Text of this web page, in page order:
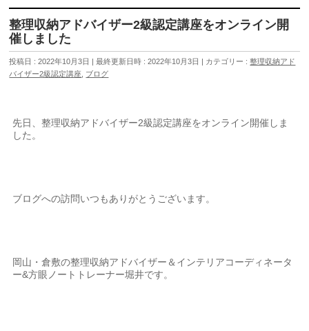
整理収納アドバイザー2級認定講座をオンライン開
催しました
投稿日 : 2022年10月3日 最終更新日時 : 2022年10月3日 カテゴリー :整理収納アド
バイザー2級認定講座
ブログ
先日、整理収納アドバイザー2級認定講座をオンライン開催しま
した。
ブログへの訪問いつもありがとうございます。
岡山・倉敷の整理収納アドバイザー＆インテリアコーディネータ
ー&方眼ノートトレーナー堀井です。